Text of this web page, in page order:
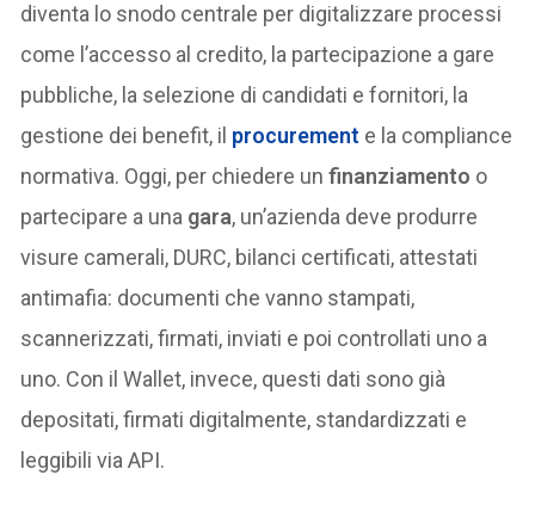
diventa lo snodo centrale per digitalizzare processi
come l’accesso al credito, la partecipazione a gare
pubbliche, la selezione di candidati e fornitori, la
gestione dei benefit, il procurement e la compliance
normativa. Oggi, per chiedere unfinanziamento o
partecipare a una gara, un’azienda deve produrre
visure camerali, DURC, bilanci certificati, attestati
antimafia: documenti che vanno stampati,
scannerizzati, firmati, inviati e poi controllati uno a
uno. Con il Wallet, invece, questi dati sono già
depositati, firmati digitalmente, standardizzati e
leggibili via API.